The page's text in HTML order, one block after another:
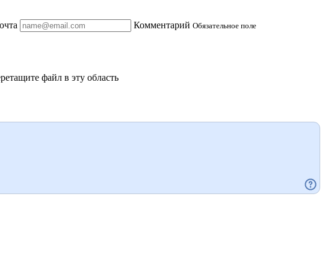
Комментарий Обязательное поле
файл в эту область